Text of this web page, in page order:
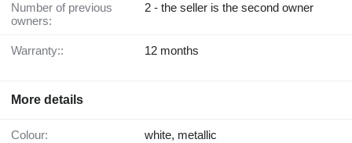
Number of previous
owners:
2 - the seller is the second owner
Warranty:: 12 months
More details
Colour: white, metallic